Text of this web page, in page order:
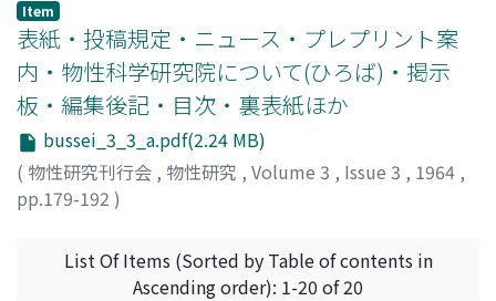
Item
表紙・投稿規定・ニュース・プレプリント案
内・物性科学研究院について(ひろば)・掲示
板・編集後記・目次・裏表紙ほか
bussei_3_3_a.pdf(2.24 MB)
( 物性研究刊行会 , 物性研究 , Volume 3 , Issue 3 , 1964 ,
pp.179-192 )
List Of Items (Sorted by Table of contents in
Ascending order): 1-20 of 20